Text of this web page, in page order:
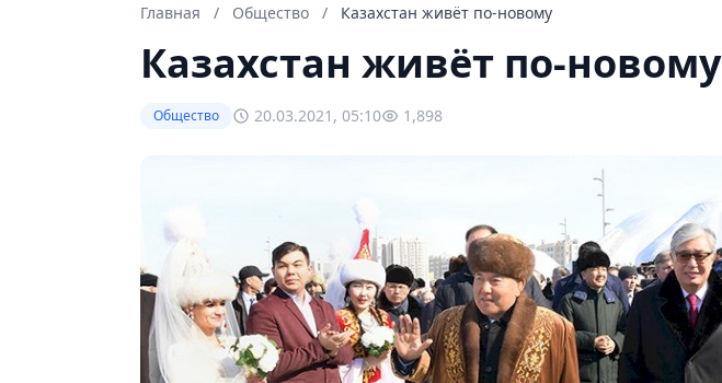
Главная / Общество / Казахстан живёт по-новому
Казахстан живёт по-новому
Общество 20.03.2021, 05:10 1,898